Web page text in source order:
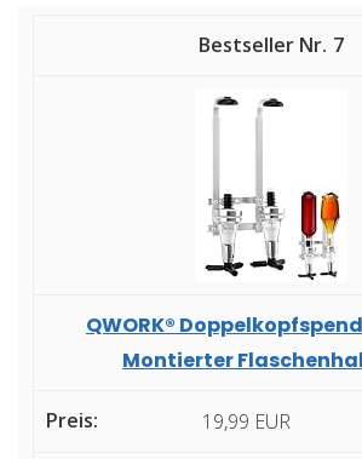
7
QWORK®
Montierter
19,99 EUR